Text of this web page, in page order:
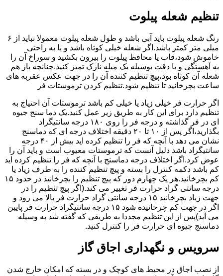
تنظیم شعله پیلوت
رنگ شعله پیلوت باید آبی باشد و طول شعله پیلوت معمولا نباید از ۶
میلی متر کمتر باشد.اگر شعله خیلی کوتاه باشد و یا به راحتی
خاموش شود،قاب یا محافظ پیلوت را بیرون بکشید و سوراخ آن را
به آهستگی و با دقت بوسیله یک میله نازک تمیز کنید.چنانچه باز هم
شعله آن کوتاه بود،پیچ تنظیم کننده آن را در جهت عکس عقربه های
ساعت بچرخانید تا تنظیم شود.تنظیم کردن ترموستات فر
اگر حرارت فر خیلی زیاد یا خیلی کم باشد ترموستات آن احتیاج به
تنظیم دارد برای این کار به طریق زیر عمل کنید.یک دما سنج جیوه
ای در فر گذاشته و درجه فر را روی ۱۸۰ درجه سانتیگراد
بگذارید،اگر پس از ۱۰ تا ۲۰ دقیقه اختلاف درجه ای که دماسنج
نشان می دهد با آنچه که فر را تنظیم کرده اید بیش از ۴۰ درجه
سانتیگراد باشد دلیل آنست که ترموستات معیوب است و باید آن را
عوض کرد.اگر اختلاف درجه دماسنج با آنچه که فر را تنظیم کرده اید
کم باشد دکمه کنترل را بسته و پیچ تنظیم کننده را به طرف زیاد یا
کم بچرخانید.هر یک چهارم دور که پیچ تنظیم را بچرخانید در حدود ۱۵
درجه سانتی گراد حرارت فر تغییر می کند.(اگر پیچ تنظیم را در
جهت زیاد بچرخانید ۱۵ درجه سانتی گراد حرارت فر بالا می رود و
اگر در جهت کم چرخانیده شود ۱۵ درجه سانتیگراد حرارت فر پایین
می آید)پس از این تنظیم مجددا به طریقی که گفته شد به وسیله
دماسنج جیوه ای حرارت فر را کنترل کنید.
سرویس و نگهداری اجاق گاز
از نصب اجاق در محیط های کوچک و در بسته که امکان خارج شدن